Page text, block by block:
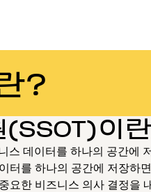
?
이
스 데이터를 하나의 공간에
터를 하나의 공간에 저장하
요한 비즈니스 의사 결정을